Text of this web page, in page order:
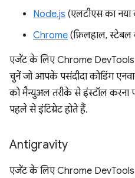
Node.js (एलटीएस का नया
Chrome (फ़िलहाल, स्टेबल
एजेंट के लिए Chrome
चुनें जो आपके पसंदीदा कोडिंग
को मैन्युअल तरीके से इंस्टॉल
पहले से इंटिग्रेट होते हैं.
Antigravity
एजेंट के लिए Chrome